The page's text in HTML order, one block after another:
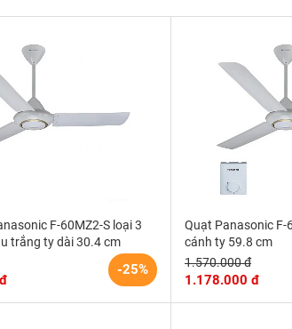
F-60MZ2-S loại 3
trắng ty dài 30.4 cm
-25%
Quạt Panasonic F-
cánh ty 59.8 cm
1.570.000 đ
1.178.000 đ